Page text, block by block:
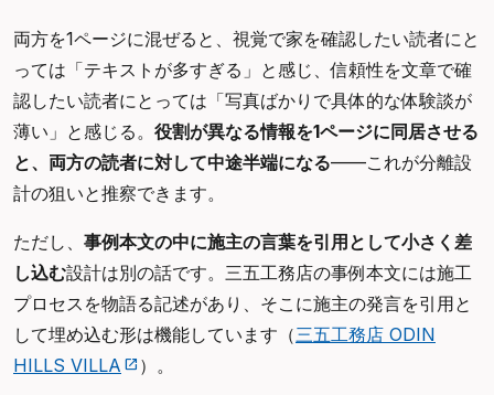
両方を1ページに混ぜると、視覚で家を確認したい読者にと
っては「テキストが多すぎる」と感じ、信頼性を文章で確
認したい読者にとっては「写真ばかりで具体的な体験談が
薄い」と感じる。 役割が異なる情報を1ページに同居させる
と、両方の読者に対して中途半端になる——これが分離設
計の狙いと推察できます。
ただし、 事例本文の中に施主の言葉を引用として小さく差
し込む設計は別の話です。三五工務店の事例本文には施工
プロセスを物語る記述があり、そこに施主の発言を引用と
して埋め込む形は機能しています（三五工務店 ODIN
HILLS VILLA
）。